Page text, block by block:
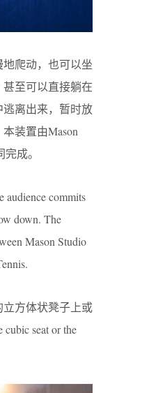
爬动，也可以坐
至可以直接躺在
离出来，暂时放
装置由Mason
成。
audience commits
down. The
Mason Studio
方体状凳子上或
seat or the